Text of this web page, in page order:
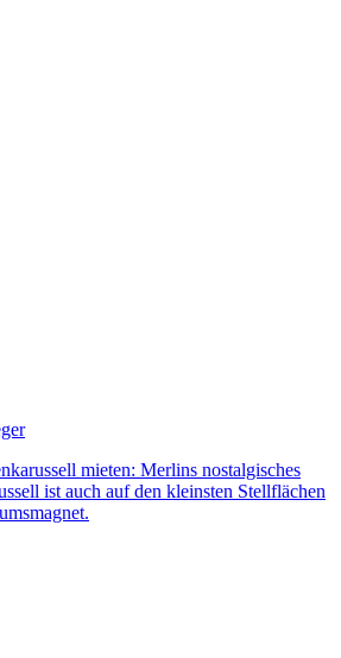
mieten: Merlins nostalgisches
ist auch auf den kleinsten Stellflächen